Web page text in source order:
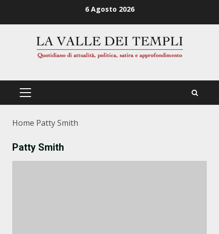
6 Agosto 2026
PRIMÄRES
Home Patty Smith
Patty Smith